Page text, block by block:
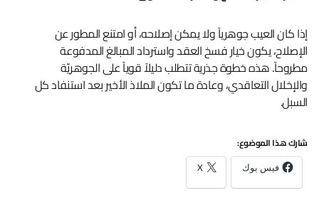
إذا كان العيب جوهرياً ولا يمكن إصلاحه، أو امتنع المطور عن
الإصلاح، يكون خيار فسخ العقد واسترداد المبالغ المدفوعة
مطروحاً. هذه خطوة جذرية تتطلب دليلاً قوياً على الجوهريّة
والإخلال التعاقدي، وعادة ما تكون الملاذ الأخير بعد استنفاد كل
السبل.
شارك هذا الموضوع:
فيس بوك X